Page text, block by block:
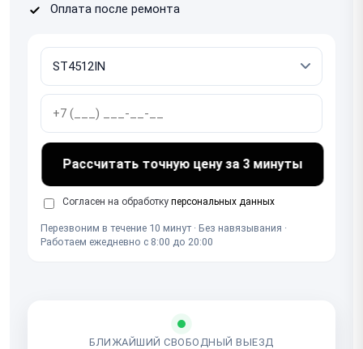
Оплата после ремонта
Рассчитать точную цену за 3 минуты
Согласен на обработку персональных данных
Перезвоним в течение 10 минут · Без навязывания ·
Работаем ежедневно с 8:00 до 20:00
БЛИЖАЙШИЙ СВОБОДНЫЙ ВЫЕЗД